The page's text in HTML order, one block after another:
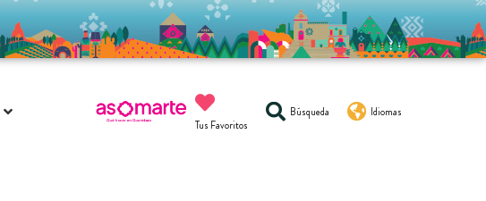
Tus Favoritos
Búsqueda Idiomas